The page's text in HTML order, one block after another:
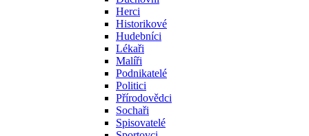
Herci
Historikové
Hudebníci
Lékaři
Malíři
Podnikatelé
Politici
Přírodovědci
Sochaři
Spisovatelé